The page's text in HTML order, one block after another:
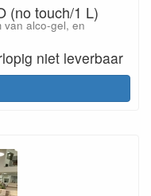
(no touch/1 L)
van alco-gel, en
niet leverbaar